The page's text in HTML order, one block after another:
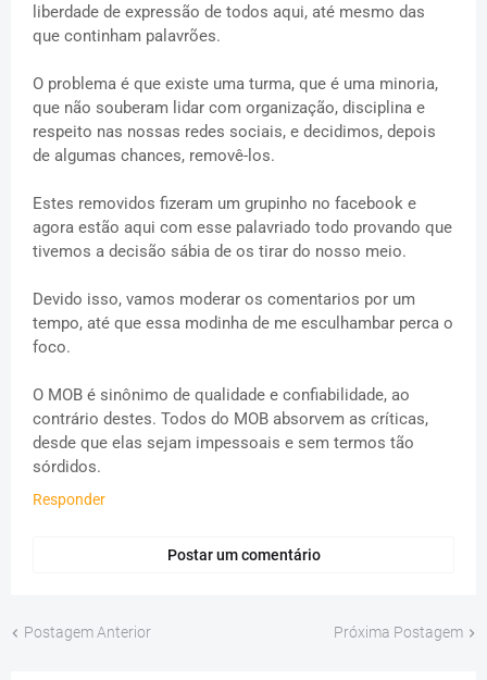
liberdade de expressão de todos aqui, até mesmo das
que continham palavrões.
O problema é que existe uma turma, que é uma minoria,
que não souberam lidar com organização, disciplina e
respeito nas nossas redes sociais, e decidimos, depois
de algumas chances, removê-los.
Estes removidos fizeram um grupinho no facebook e
agora estão aqui com esse palavriado todo provando que
tivemos a decisão sábia de os tirar do nosso meio.
Devido isso, vamos moderar os comentarios por um
tempo, até que essa modinha de me esculhambar perca o
foco.
O MOB é sinônimo de qualidade e confiabilidade, ao
contrário destes. Todos do MOB absorvem as críticas,
desde que elas sejam impessoais e sem termos tão
sórdidos.
Responder
Postar um comentário
Postagem Anterior Próxima Postagem